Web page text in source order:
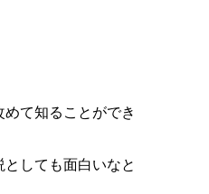
て知ることができ
しても面白いなと